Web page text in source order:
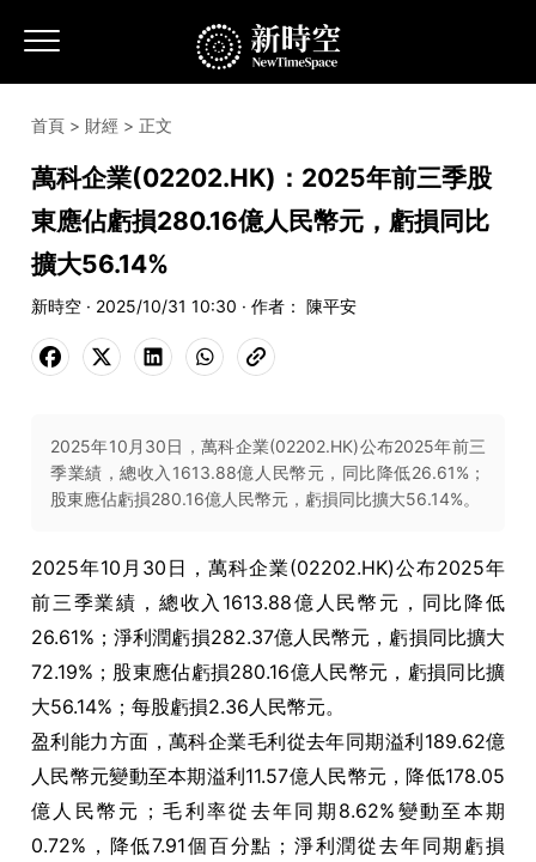
首頁 > 財經 > 正文
萬科企業(02202.HK)：2025年前三季股
東應佔虧損280.16億人民幣元，虧損同比
擴大56.14%
新時空 · 2025/10/31 10:30 · 作者： 陳平安
2025年10月30日，萬科企業(02202.HK)公布2025年前三
季業績，總收入1613.88億人民幣元，同比降低26.61%；
股東應佔虧損280.16億人民幣元，虧損同比擴大56.14%。
2025年10月30日，萬科企業(02202.HK)公布2025年
前三季業績，總收入1613.88億人民幣元，同比降低
26.61%；淨利潤虧損282.37億人民幣元，虧損同比擴大
72.19%；股東應佔虧損280.16億人民幣元，虧損同比擴
大56.14%；每股虧損2.36人民幣元。
盈利能力方面，萬科企業毛利從去年同期溢利189.62億
人民幣元變動至本期溢利11.57億人民幣元，降低178.05
億人民幣元；毛利率從去年同期8.62%變動至本期
0.72%，降低7.91個百分點；淨利潤從去年同期虧損